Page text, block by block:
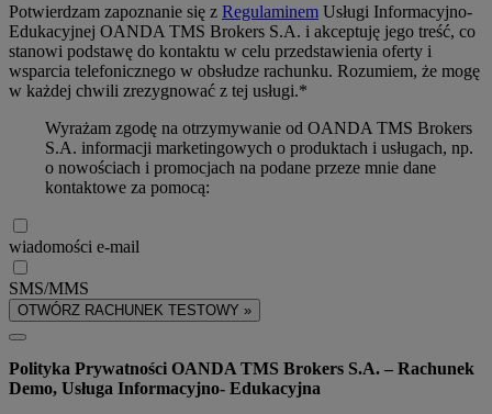
Potwierdzam zapoznanie się z Regulaminem Usługi Informacyjno-
Edukacyjnej OANDA TMS Brokers S.A. i akceptuję jego treść, co
stanowi podstawę do kontaktu w celu przedstawienia oferty i
wsparcia telefonicznego w obsłudze rachunku. Rozumiem, że mogę
w każdej chwili zrezygnować z tej usługi.*
Wyrażam zgodę na otrzymywanie od OANDA TMS Brokers
S.A. informacji marketingowych o produktach i usługach, np.
o nowościach i promocjach na podane przeze mnie dane
kontaktowe za pomocą:
wiadomości e-mail
SMS/MMS
OTWÓRZ RACHUNEK TESTOWY »
Polityka Prywatności OANDA TMS Brokers S.A. – Rachunek
Demo, Usługa Informacyjno- Edukacyjna